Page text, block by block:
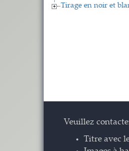
Tirage en noir et
Veuillez
Titre avec